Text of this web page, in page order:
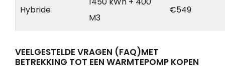
Hybride
M3
€549
VEELGESTELDE VRAGEN (FAQ)MET
BETREKKING TOT EEN WARMTEPOMP KOPEN